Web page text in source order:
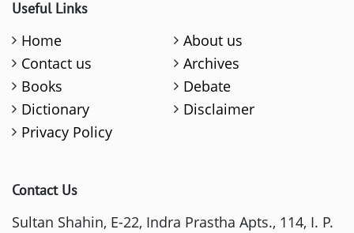
Useful Links
Home
About us
Contact us
Archives
Books
Debate
Dictionary
Disclaimer
Privacy Policy
Contact Us
Sultan Shahin, E-22, Indra Prastha Apts., 114, I. P.